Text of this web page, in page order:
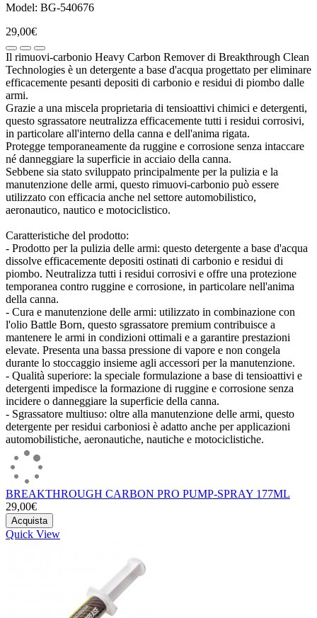
Model: BG-540676
29,00€
Il rimuovi-carbonio Heavy Carbon Remover di Breakthrough Clean
Technologies è un detergente a base d'acqua progettato per eliminare
efficacemente pesanti depositi di carbonio e residui di piombo dalle
armi.
Grazie a una miscela proprietaria di tensioattivi chimici e detergenti,
questo sgrassatore neutralizza efficacemente tutti i residui corrosivi,
in particolare all'interno della canna e dell'anima rigata.
Protegge temporaneamente da ruggine e corrosione senza intaccare
né danneggiare la superficie in acciaio della canna.
Sebbene sia stato sviluppato principalmente per la pulizia e la
manutenzione delle armi, questo rimuovi-carbonio può essere
utilizzato con efficacia anche nel settore automobilistico,
aeronautico, nautico e motociclistico.
Caratteristiche del prodotto:
- Prodotto per la pulizia delle armi: questo detergente a base d'acqua
dissolve efficacemente depositi ostinati di carbonio e residui di
piombo. Neutralizza tutti i residui corrosivi e offre una protezione
temporanea contro ruggine e corrosione, in particolare nell'anima
della canna.
- Cura e manutenzione delle armi: utilizzato in combinazione con
l'olio Battle Born, questo sgrassatore premium contribuisce a
mantenere le armi in condizioni ottimali e a garantire prestazioni
elevate. Presenta una bassa pressione di vapore e non congela
durante lo stoccaggio insieme agli accessori per la manutenzione.
- Qualità superiore: la speciale formulazione a base di tensioattivi e
detergenti impedisce la formazione di ruggine e corrosione senza
incidere o danneggiare la superficie della canna.
- Sgrassatore multiuso: oltre alla manutenzione delle armi, questo
detergente per residui carboniosi è adatto anche per applicazioni
automobilistiche, aeronautiche, nautiche e motociclistiche.
BREAKTHROUGH CARBON PRO PUMP-SPRAY 177ML
29,00€
Acquista
Quick View